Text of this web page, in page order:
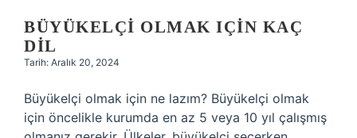
BÜYÜKELÇI OLMAK IÇIN KAÇ
DIL
Tarih: Aralık 20, 2024
Büyükelçi olmak için ne lazım? Büyükelçi olmak
için öncelikle kurumda en az 5 veya 10 yıl çalışmış